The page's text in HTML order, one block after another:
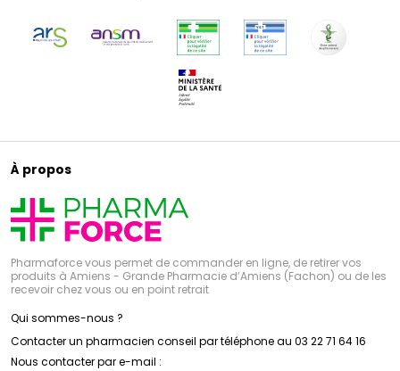
À propos
Pharmaforce vous permet de commander en ligne, de retirer vos
produits à Amiens - Grande Pharmacie d’Amiens (Fachon) ou de les
recevoir chez vous ou en point retrait
Qui sommes-nous ?
Contacter un pharmacien conseil par téléphone au 03 22 71 64 16
Nous contacter par e-mail :